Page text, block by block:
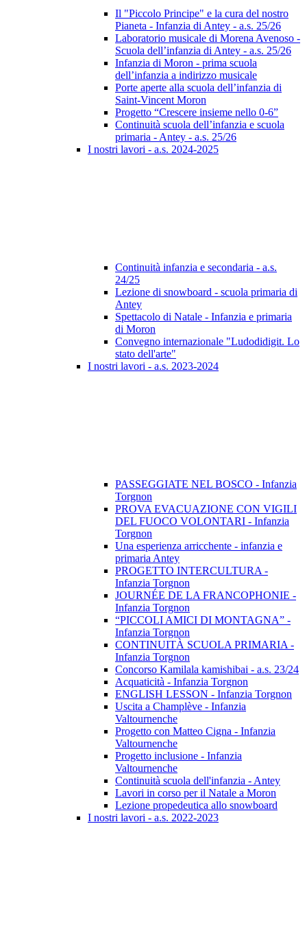
Il "Piccolo Principe" e la cura del nostro
Pianeta - Infanzia di Antey - a.s. 25/26
Laboratorio musicale di Morena Avenoso -
Scuola dell’infanzia di Antey - a.s. 25/26
Infanzia di Moron - prima scuola
dell’infanzia a indirizzo musicale
Porte aperte alla scuola dell’infanzia di
Saint-Vincent Moron
Progetto “Crescere insieme nello 0-6”
Continuità scuola dell’infanzia e scuola
primaria - Antey - a.s. 25/26
I nostri lavori - a.s. 2024-2025
Continuità infanzia e secondaria - a.s.
24/25
Lezione di snowboard - scuola primaria di
Antey
Spettacolo di Natale - Infanzia e primaria
di Moron
Convegno internazionale "Ludodidigit. Lo
stato dell'arte"
I nostri lavori - a.s. 2023-2024
PASSEGGIATE NEL BOSCO - Infanzia
Torgnon
PROVA EVACUAZIONE CON VIGILI
DEL FUOCO VOLONTARI - Infanzia
Torgnon
Una esperienza arricchente - infanzia e
primaria Antey
PROGETTO INTERCULTURA -
Infanzia Torgnon
JOURNÉE DE LA FRANCOPHONIE -
Infanzia Torgnon
“PICCOLI AMICI DI MONTAGNA” -
Infanzia Torgnon
CONTINUITÀ SCUOLA PRIMARIA -
Infanzia Torgnon
Concorso Kamilala kamishibai - a.s. 23/24
Acquaticità - Infanzia Torgnon
ENGLISH LESSON - Infanzia Torgnon
Uscita a Champlève - Infanzia
Valtournenche
Progetto con Matteo Cigna - Infanzia
Valtournenche
Progetto inclusione - Infanzia
Valtournenche
Continuità scuola dell'infanzia - Antey
Lavori in corso per il Natale a Moron
Lezione propedeutica allo snowboard
I nostri lavori - a.s. 2022-2023